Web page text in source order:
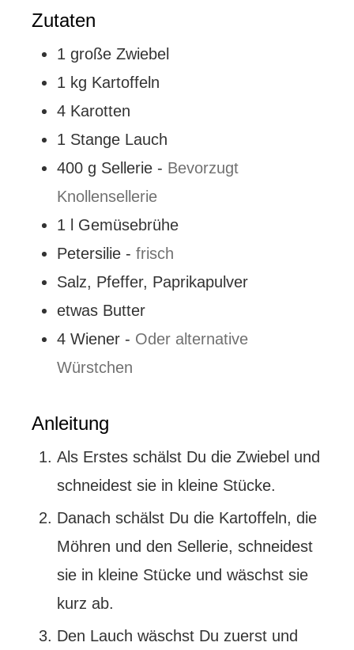
Zutaten
1 große Zwiebel
1 kg Kartoffeln
4 Karotten
1 Stange Lauch
400 g Sellerie - Bevorzugt
Knollensellerie
1
Gemüsebrühe
Petersilie - frisch
Salz, Pfeffer, Paprikapulver
etwas Butter
4 Wiener - Oder alternative
Würstchen
Anleitung
Als Erstes schälst Du die Zwiebel und
schneidest sie in kleine Stücke.
Danach schälst Du die Kartoffeln, die
Möhren und den Sellerie, schneidest
sie in kleine Stücke und wäschst sie
kurz ab.
Den Lauch wäschst Du zuerst und